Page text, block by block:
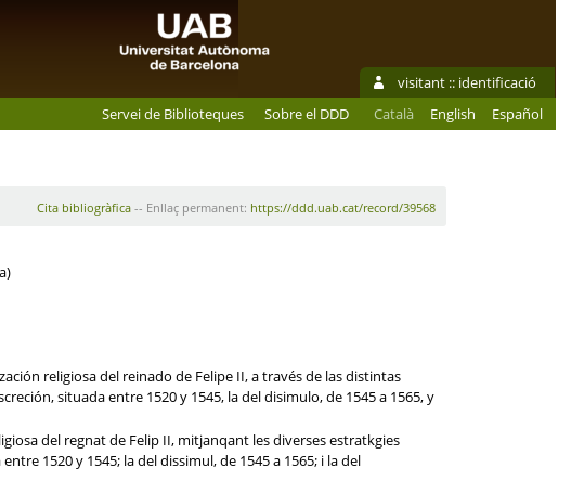
visitant :: identificació
Servei de Biblioteques Sobre el DDD Català English Español
Cita bibliogràfica-- Enllaç permanent: https://ddd.uab.cat/record/39568
religiosa del reinado de Felipe II, a través de las distintas
situada entre 1520 y 1545, la del disimulo, de 1545 a 1565, y
del regnat de Felip II, mitjanqant les diverses estratkgies
1520 y 1545; la del dissimul, de 1545 a 1565; i la del